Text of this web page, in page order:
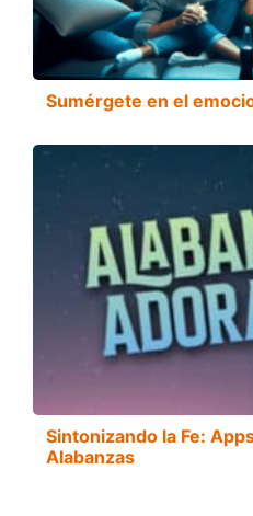
Sumérgete en el
Sintonizando la Fe:
Alabanzas